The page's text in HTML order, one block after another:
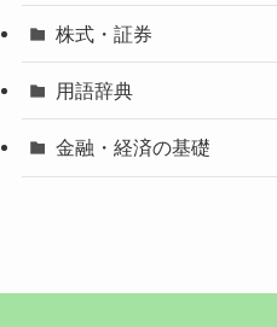
株式・証券
用語辞典
金融・経済の基礎